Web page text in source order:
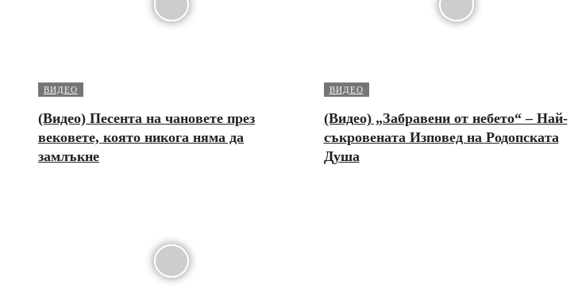
ВИДЕО
(Видео) Песента на чановете през
вековете, която никога няма да
замлъкне
ВИДЕО
(Видео) „Забравени от небето“ – Най-
съкровената Изповед на Родопската
Душа